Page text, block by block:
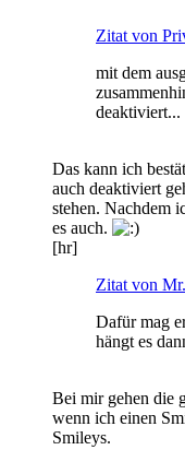
Zitat von
mit dem
deaktiviert...
Das kann ich
auch deaktiviert
stehen. Nachdem
es auch.
[hr]
Zitat von
Dafür mag
hängt es
Bei mir gehen die
wenn ich einen
Smileys.